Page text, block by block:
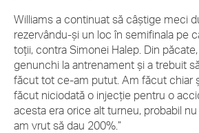
Williams a continuat să câștige meci
rezervându-și un loc în semifinala pe
toții, contra Simonei Halep. Din
genunchi la antrenament și a trebuit
făcut tot ce-am putut. Am făcut chiar
făcut niciodată o injecție pentru o
acesta era orice alt turneu, probabil
am vrut să dau 200%.”